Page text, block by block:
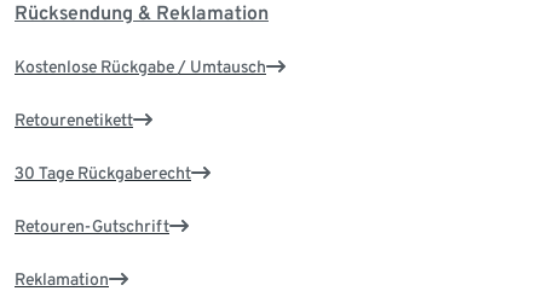
Rücksendung & Reklamation
Kostenlose Rückgabe / Umtausch
Retourenetikett
30 Tage Rückgaberecht
Retouren-Gutschrift
Reklamation